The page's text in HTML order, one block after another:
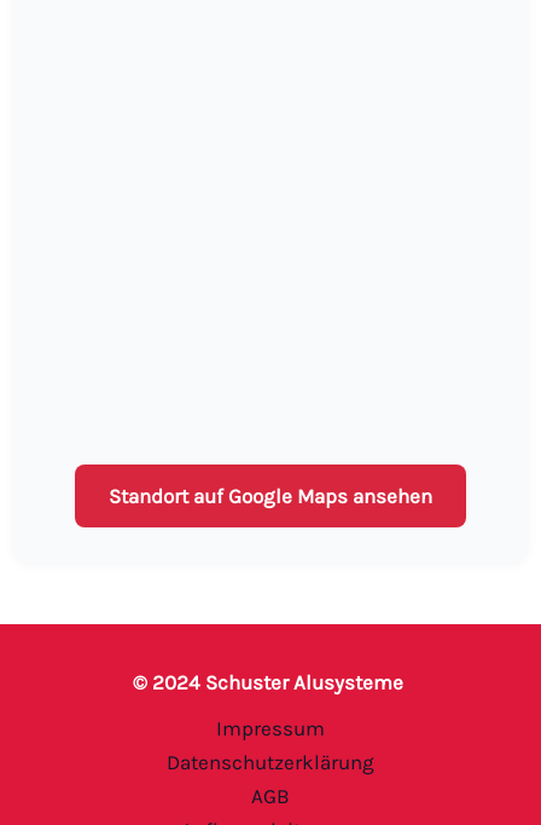
Standort auf Google Maps ansehen
© 2024 Schuster Alusysteme
Impressum
Datenschutzerklärung
AGB